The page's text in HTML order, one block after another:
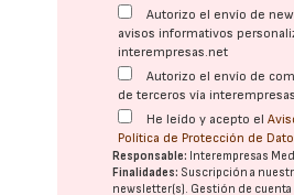
Autorizo el envío de
avisos informativos
interempresas.net
Autorizo el envío de
de terceros vía
He leído y acepto el
Política de Protección de
Responsable: Interempresas
Finalidades: Suscripción a
newsletter(s). Gestión de cuenta